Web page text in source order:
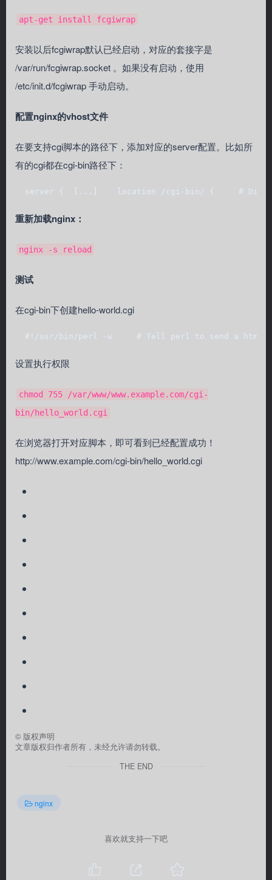
apt-get install fcgiwrap
安装以后fcgiwrap默认已经启动，对应的套接字是
/var/run/fcgiwrap.socket 。如果没有启动，使用
/etc/init.d/fcgiwrap 手动启动。
配置nginx的vhost文件
在要支持cgi脚本的路径下，添加对应的server配置。比如所
有的cgi都在cgi-bin路径下：
server {  [...]    location /cgi-bin/ {     #
重新加载nginx：
nginx -s reload
测试
在cgi-bin下创建hello-world.cgi
#!/usr/bin/perl -w     # Tell perl to send a html
设置执行权限
chmod 755 /var/www/www.example.com/cgi-
bin/hello_world.cgi
在浏览器打开对应脚本，即可看到已经配置成功！
http://www.example.com/cgi-bin/hello_world.cgi
© 版权声明
文章版权归作者所有，未经允许请勿转载。
THE END
nginx
喜欢就支持一下吧